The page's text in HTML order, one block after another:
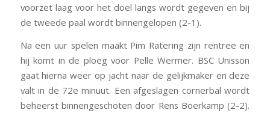
voorzet laag voor het doel langs wordt gegeven en bij
de tweede paal wordt binnengelopen (2-1).
Na een uur spelen maakt Pim Ratering zijn rentree en
hij komt in de ploeg voor Pelle Wermer. BSC Unisson
gaat hierna weer op jacht naar de gelijkmaker en deze
valt in de 72e minuut. Een afgeslagen cornerbal wordt
beheerst binnengeschoten door Rens Boerkamp (2-2).